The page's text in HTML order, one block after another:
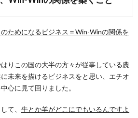
ためになるビジネス＝Win-Winの関係を
りこの国の大半の方々が従事している農
未来を描けるビジネスをと思い、エチオ
心に見て回りました。
て、 牛とか羊がどこにでもいるんですよ